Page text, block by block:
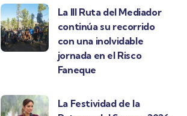
La III Ruta del Mediador
continúa su recorrido
con una inolvidable
jornada en el Risco
Faneque
La Festividad de la